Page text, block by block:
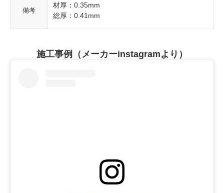
備考
材厚：0.35mm
総厚：0.41mm
施工事例（メーカーinstagramより）